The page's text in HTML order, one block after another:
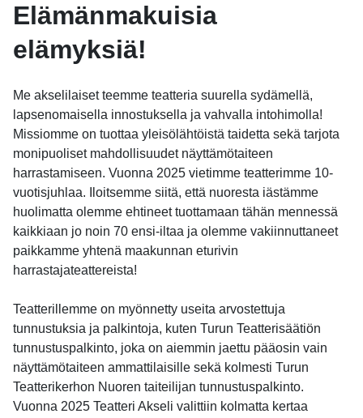
Elämänmakuisia
elämyksiä!
Me akselilaiset teemme teatteria suurella sydämellä,
lapsenomaisella innostuksella ja vahvalla intohimolla!
Missiomme on tuottaa yleisölähtöistä taidetta sekä tarjota
monipuoliset mahdollisuudet näyttämötaiteen
harrastamiseen. Vuonna 2025 vietimme teatterimme 10-
vuotisjuhlaa. Iloitsemme siitä, että nuoresta iästämme
huolimatta olemme ehtineet tuottamaan tähän mennessä
kaikkiaan jo noin 70 ensi-iltaa ja olemme vakiinnuttaneet
paikkamme yhtenä maakunnan eturivin
harrastajateattereista!
Teatterillemme on myönnetty useita arvostettuja
tunnustuksia ja palkintoja, kuten Turun Teatterisäätiön
tunnustuspalkinto, joka on aiemmin jaettu pääosin vain
näyttämötaiteen ammattilaisille sekä kolmesti Turun
Teatterikerhon Nuoren taiteilijan tunnustuspalkinto.
Vuonna 2025 Teatteri Akseli valittiin kolmatta kertaa